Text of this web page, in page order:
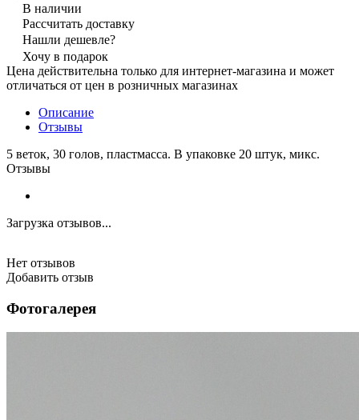
В наличии
Рассчитать доставку
Нашли дешевле?
Хочу в подарок
Цена действительна только для интернет-магазина и может
отличаться от цен в розничных магазинах
Описание
Отзывы
5 веток, 30 голов, пластмасса. В упаковке 20 штук, микс.
Отзывы
Загрузка отзывов...
Нет отзывов
Добавить отзыв
Фотогалерея